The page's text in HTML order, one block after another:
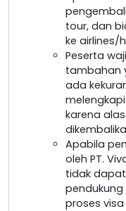
tour, dan
ke airlines/
Peserta
tambahan
ada
karena
Apabila
oleh PT.
tidak
proses